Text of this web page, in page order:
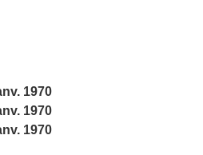
1970
1970
1970